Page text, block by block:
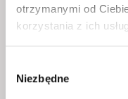
otrzymanymi od
korzystania z ich
zgody
Niezbędne
messages to the family